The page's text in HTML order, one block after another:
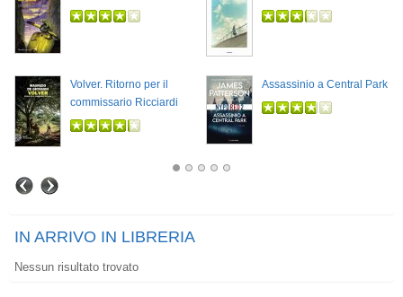
Volver. Ritorno per il
commissario Ricciardi
Assassinio a Central Park
IN ARRIVO IN LIBRERIA
Nessun risultato trovato